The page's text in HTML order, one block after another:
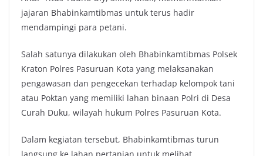
jajaran Bhabinkamtibmas untuk terus hadir
mendampingi para petani.
Salah satunya dilakukan oleh Bhabinkamtibmas Polsek
Kraton Polres Pasuruan Kota yang melaksanakan
pengawasan dan pengecekan terhadap kelompok tani
atau Poktan yang memiliki lahan binaan Polri di Desa
Curah Duku, wilayah hukum Polres Pasuruan Kota.
Dalam kegiatan tersebut, Bhabinkamtibmas turun
langsung ke lahan pertanian untuk melihat